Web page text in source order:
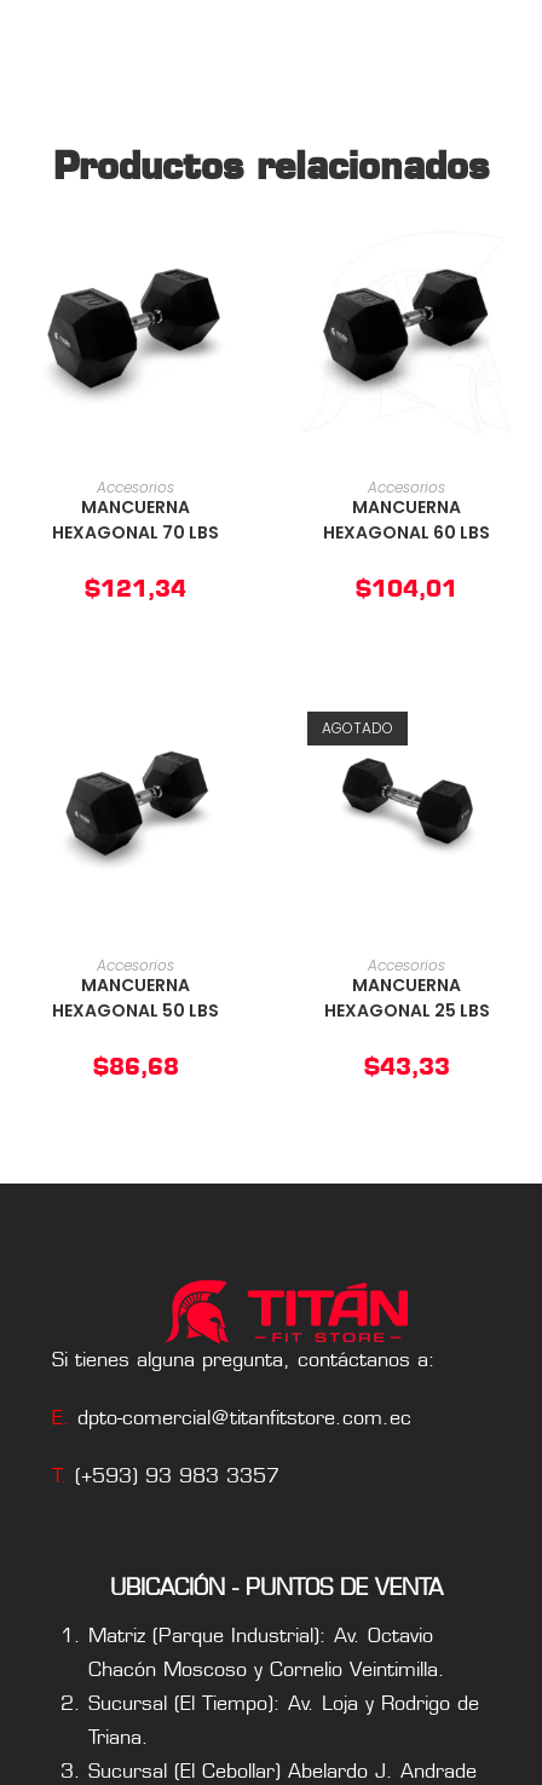
Productos relacionados
AÑADIR AL CARRITO
Accesorios
MANCUERNA
HEXAGONAL 70 LBS
$121,34
AÑADIR AL CARRITO
Accesorios
MANCUERNA
HEXAGONAL 60 LBS
$104,01
AÑADIR AL CARRITO
Accesorios
MANCUERNA
HEXAGONAL 50 LBS
$86,68
AGOTADO
AÑADIR AL CARRITO
Accesorios
MANCUERNA
HEXAGONAL 25 LBS
$43,33
Si tienes alguna pregunta, contáctanos a:
E. dpto-comercial@titanfitstore.com.ec
T. (+593) 93 983 3357
UBICACIÓN - PUNTOS DE VENTA
Matriz (Parque Industrial): Av. Octavio
Chacón Moscoso y Cornelio Veintimilla.
Sucursal (El Tiempo): Av. Loja y Rodrigo de
Triana.
Sucursal (El Cebollar) Abelardo J. Andrade